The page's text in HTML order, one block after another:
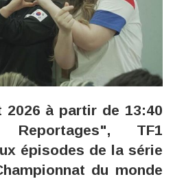
2026 à partir de 13:40
TF1
épisodes de la série
du monde